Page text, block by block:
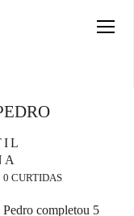
0 CURTIDAS
completou 5